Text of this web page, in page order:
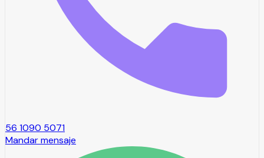
56 1090 5071
Mandar mensaje